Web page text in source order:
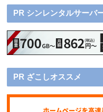
PR シンレンタルサーバ
PR ざこしオススメ